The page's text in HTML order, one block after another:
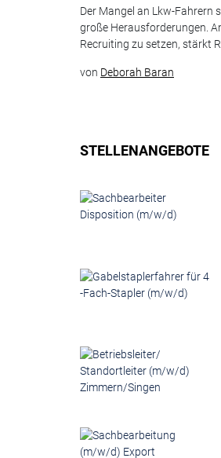
Der Mangel an Lkw-Fahrern
große Herausforderungen.
Recruiting zu setzen, stärkt
von Deborah Baran
STELLENANGEBOTE